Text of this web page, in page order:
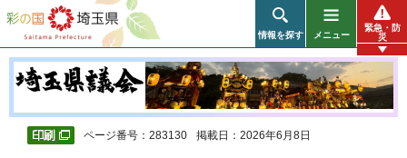
彩の国 埼玉県
情報を探す メニュー
緊急・防
災
ページ番号：283130 掲載日：2026年6月8日